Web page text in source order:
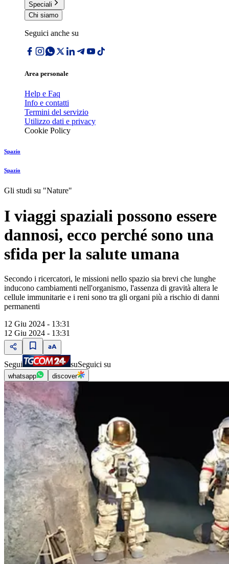
Speciali
Chi siamo
Seguici anche su
Area personale
Help e Faq
Info e contatti
Termini del servizio
Utilizzo dati e privacy
Cookie Policy
Spazio
Spazio
Gli studi su "Nature"
I viaggi spaziali possono essere
dannosi, ecco perché sono una
sfida per la salute umana
Secondo i ricercatori, le missioni nello spazio sia brevi che lunghe
inducono cambiamenti nell'organismo, l'assenza di gravità altera le
cellule immunitarie e i reni sono tra gli organi più a rischio di danni
permanenti
12 Giu 2024 - 13:31
12 Giu 2024 - 13:31
Segui suSeguici su
whatsapp discover